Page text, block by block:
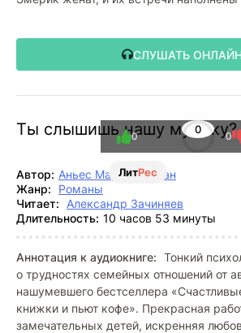
СЛУШАТЬ
Ты слышишь нашу музыку?
ЛитРес
0
0 0
Автор: Аньес Мартен-Люган
Жанр:
Романы
Читает:
Александр Зачиняев
Длительность: 10 часов 53 минуты
Аннотация к аудиокниге: Тонкий
о трудностях семейных отношений от
нашумевшего бестселлера
книжки и пьют кофе». Прекрасная
замечательных детей, искренняя